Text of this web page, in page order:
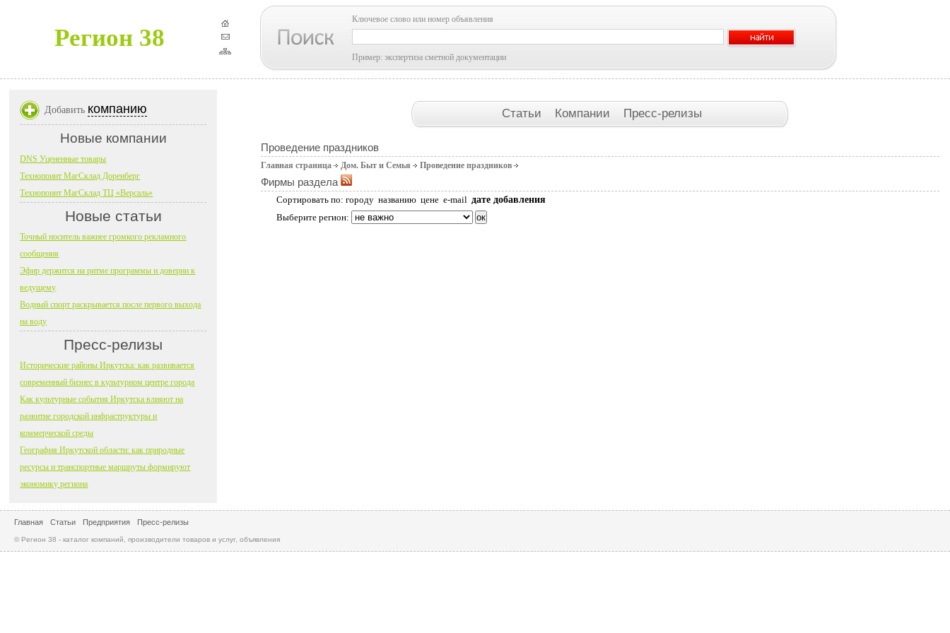
Регион 38
Ключевое слово или номер объявления
Пример: экспертиза сметной документации
Статьи Компании Пресс-релизы
Проведение праздников
Главная страница Дом. Быт и Семья Проведение праздников
Фирмы раздела
Сортировать по: городу названию цене e-mail дате добавления
Выберите регион:
Добавить компанию
Новые компании
DNS Уцененные товары
Технопоинт МагСклад Доренберг
Технопоинт МагСклад ТЦ «Версаль»
Новые статьи
Точный носитель важнее громкого рекламного
сообщения
Эфир держится на ритме программы и доверии к
ведущему
Водный спорт раскрывается после первого выхода
на воду
Пресс-релизы
Исторические районы Иркутска: как развивается
современный бизнес в культурном центре города
Как культурные события Иркутска влияют на
развитие городской инфраструктуры и
коммерческой среды
География Иркутской области: как природные
ресурсы и транспортные маршруты формируют
экономику региона
Главная Статьи Предприятия Пресс-релизы
© Регион 38 - каталог компаний, производители товаров и услуг, объявления